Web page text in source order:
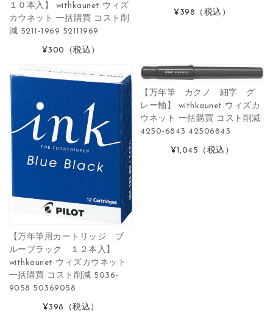
１０本入】 withkaunet ウィズ
カウネット 一括購買 コスト削
減 5211-1969 52111969
¥300 （税込）
¥398 （税込）
【万年筆用カートリッジ ブ
ルーブラック １２本入】
withkaunet ウィズカウネット
一括購買 コスト削減 5036-
9058 50369058
¥398 （税込）
【万年筆 カクノ 細字 グ
レー軸】 withkaunet ウィズカ
ウネット 一括購買 コスト削減
4250-6843 42506843
¥1,045 （税込）